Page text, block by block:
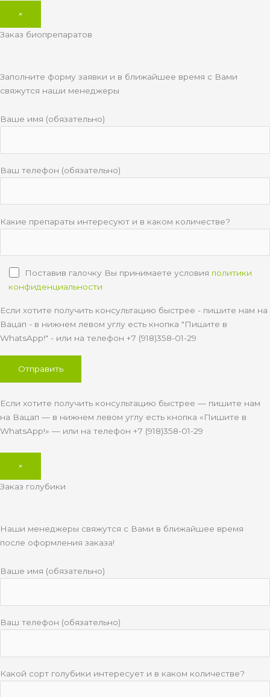
×
Заказ биопрепаратов
Заполните форму заявки и в ближайшее время с Вами
свяжутся наши менеджеры
Ваше имя (обязательно)
Ваш телефон (обязательно)
Какие препараты интересуют и в каком количестве?
Поставив галочку Вы принимаете условия политики
конфиденциальности
Если хотите получить консультацию быстрее - пишите нам на
Вацап - в нижнем левом углу есть кнопка "Пишите в
WhatsApp!" - или на телефон +7 (918)358-01-29
Если хотите получить консультацию быстрее — пишите нам
на Вацап — в нижнем левом углу есть кнопка «Пишите в
WhatsApp!» — или на телефон +7 (918)358-01-29
×
Заказ голубики
Наши менеджеры свяжутся с Вами в ближайшее время
после оформления заказа!
Ваше имя (обязательно)
Ваш телефон (обязательно)
Какой сорт голубики интересует и в каком количестве?